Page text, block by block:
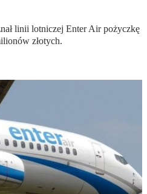
linii lotniczej Enter Air pożyczkę
złotych.